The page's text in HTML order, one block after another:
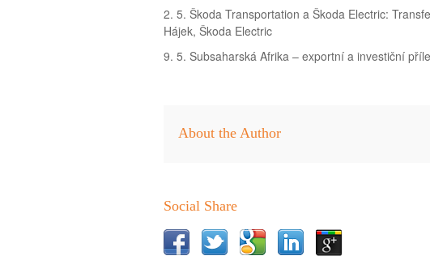
2. 5. Škoda Transportation a Škoda Electric:
Hájek, Škoda Electric
9. 5. Subsaharská Afrika – exportní a investiční
About the Author
Social Share